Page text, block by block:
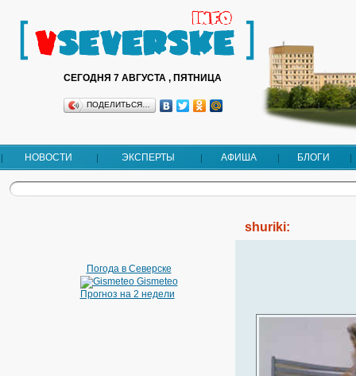
СЕГОДНЯ 7 АВГУСТА , ПЯТНИЦА
ПОДЕЛИТЬСЯ…
НОВОСТИ ЭКСПЕРТЫ АФИША БЛОГИ
Погода в Северске
Gismeteo
Прогноз на 2 недели
shuriki: